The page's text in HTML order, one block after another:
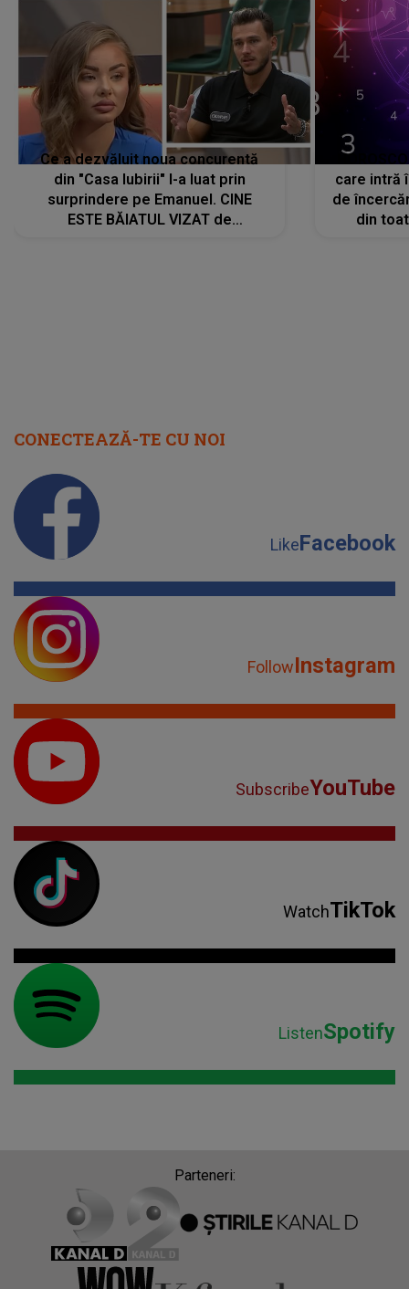
Ce a dezvăluit noua concurentă
din "Casa Iubirii" l-a luat prin
surprindere pe Emanuel. CINE
ESTE BĂIATUL VIZAT de
care intră
de
din
CONECTEAZĂ-TE CU NOI
LikeFacebook
FollowInstagram
SubscribeYouTube
WatchTikTok
ListenSpotify
Parteneri: